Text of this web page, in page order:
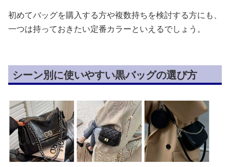
初めてバッグを購入する方や複数持ちを検討する方にも、
一つは持っておきたい定番カラーといえるでしょう。
シーン別に使いやすい黒バッグの選び方